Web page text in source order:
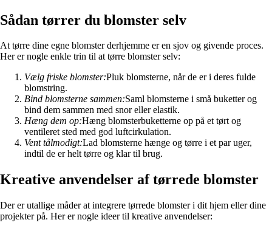
Sådan tørrer du blomster selv
At tørre dine egne blomster derhjemme er en sjov og givende proces.
Her er nogle enkle trin til at tørre blomster selv:
Vælg friske blomster:Pluk blomsterne, når de er i deres fulde
blomstring.
Bind blomsterne sammen:Saml blomsterne i små buketter og
bind dem sammen med snor eller elastik.
Hæng dem op:Hæng blomsterbuketterne op på et tørt og
ventileret sted med god luftcirkulation.
Vent tålmodigt:Lad blomsterne hænge og tørre i et par uger,
indtil de er helt tørre og klar til brug.
Kreative anvendelser af tørrede blomster
Der er utallige måder at integrere tørrede blomster i dit hjem eller dine
projekter på. Her er nogle ideer til kreative anvendelser: